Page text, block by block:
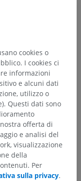
traduzione o
cookies o
I cookies ci
informazioni
e alcuni dati
utilizzo o
Questi dati sono
offerta di
e analisi del
visualizzazione
della
Per
sulla privacy.